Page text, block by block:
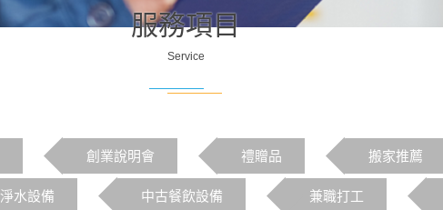
服務項目
Service
創業說明會 禮贈品 搬家推薦
淨水設備 中古餐飲設備 兼職打工